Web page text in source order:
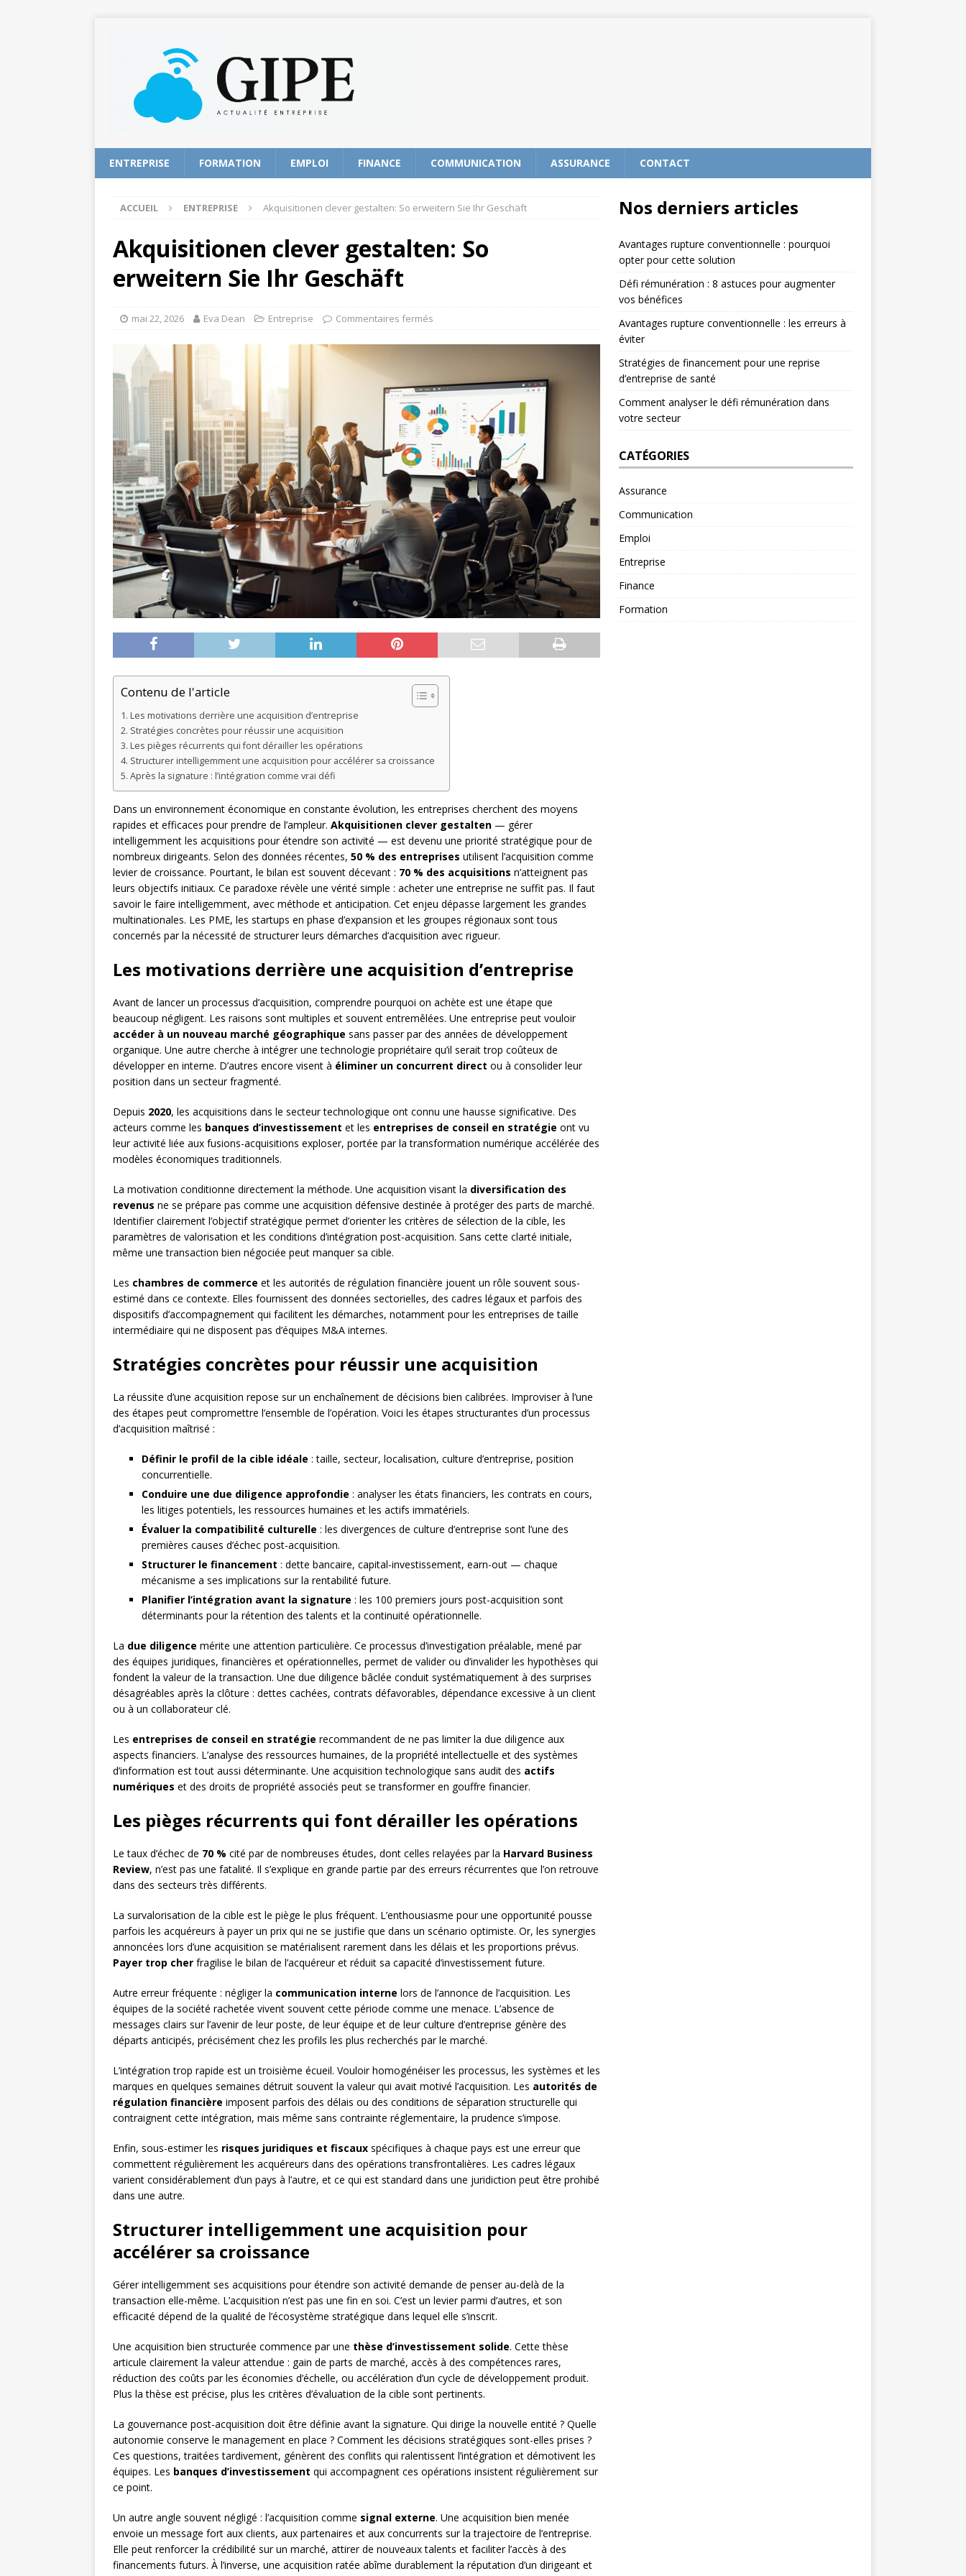
ENTREPRISE FORMATION EMPLOI FINANCE COMMUNICATION ASSURANCE CONTACT
ACCUEIL ENTREPRISE Akquisitionen clever gestalten: So erweitern Sie Ihr Geschäft
Akquisitionen clever gestalten: So
erweitern Sie Ihr Geschäft
mai 22, 2026 Eva Dean Entreprise Commentaires fermés
Contenu de l'article
Les motivations derrière une acquisition d’entreprise
Stratégies concrètes pour réussir une acquisition
Les pièges récurrents qui font dérailler les opérations
Structurer intelligemment une acquisition pour accélérer sa croissance
Après la signature : l’intégration comme vrai défi
Dans un environnement économique en constante évolution, les entreprises cherchent des moyens
rapides et efficaces pour prendre de l’ampleur. Akquisitionen clever gestalten — gérer
intelligemment les acquisitions pour étendre son activité — est devenu une priorité stratégique pour de
nombreux dirigeants. Selon des données récentes, 50 % des entreprises utilisent l’acquisition comme
levier de croissance. Pourtant, le bilan est souvent décevant : 70 % des acquisitions n’atteignent pas
leurs objectifs initiaux. Ce paradoxe révèle une vérité simple : acheter une entreprise ne suffit pas. Il faut
savoir le faire intelligemment, avec méthode et anticipation. Cet enjeu dépasse largement les grandes
multinationales. Les PME, les startups en phase d’expansion et les groupes régionaux sont tous
concernés par la nécessité de structurer leurs démarches d’acquisition avec rigueur.
Les motivations derrière une acquisition d’entreprise
Avant de lancer un processus d’acquisition, comprendre pourquoi on achète est une étape que
beaucoup négligent. Les raisons sont multiples et souvent entremêlées. Une entreprise peut vouloir
accéder à un nouveau marché géographique sans passer par des années de développement
organique. Une autre cherche à intégrer une technologie propriétaire qu’il serait trop coûteux de
développer en interne. D’autres encore visent à éliminer un concurrent direct ou à consolider leur
position dans un secteur fragmenté.
Depuis 2020, les acquisitions dans le secteur technologique ont connu une hausse significative. Des
acteurs comme les banques d’investissement et les entreprises de conseil en stratégie ont vu
leur activité liée aux fusions-acquisitions exploser, portée par la transformation numérique accélérée des
modèles économiques traditionnels.
La motivation conditionne directement la méthode. Une acquisition visant la diversification des
revenus ne se prépare pas comme une acquisition défensive destinée à protéger des parts de marché.
Identifier clairement l’objectif stratégique permet d’orienter les critères de sélection de la cible, les
paramètres de valorisation et les conditions d’intégration post-acquisition. Sans cette clarté initiale,
même une transaction bien négociée peut manquer sa cible.
Les chambres de commerce et les autorités de régulation financière jouent un rôle souvent sous-
estimé dans ce contexte. Elles fournissent des données sectorielles, des cadres légaux et parfois des
dispositifs d’accompagnement qui facilitent les démarches, notamment pour les entreprises de taille
intermédiaire qui ne disposent pas d’équipes M&A internes.
Stratégies concrètes pour réussir une acquisition
La réussite d’une acquisition repose sur un enchaînement de décisions bien calibrées. Improviser à l’une
des étapes peut compromettre l’ensemble de l’opération. Voici les étapes structurantes d’un processus
d’acquisition maîtrisé :
Définir le profil de la cible idéale : taille, secteur, localisation, culture d’entreprise, position
concurrentielle.
Conduire une due diligence approfondie : analyser les états financiers, les contrats en cours,
les litiges potentiels, les ressources humaines et les actifs immatériels.
Évaluer la compatibilité culturelle : les divergences de culture d’entreprise sont l’une des
premières causes d’échec post-acquisition.
Structurer le financement : dette bancaire, capital-investissement, earn-out — chaque
mécanisme a ses implications sur la rentabilité future.
Planifier l’intégration avant la signature : les 100 premiers jours post-acquisition sont
déterminants pour la rétention des talents et la continuité opérationnelle.
La due diligence mérite une attention particulière. Ce processus d’investigation préalable, mené par
des équipes juridiques, financières et opérationnelles, permet de valider ou d’invalider les hypothèses qui
fondent la valeur de la transaction. Une due diligence bâclée conduit systématiquement à des surprises
désagréables après la clôture : dettes cachées, contrats défavorables, dépendance excessive à un client
ou à un collaborateur clé.
Les entreprises de conseil en stratégie recommandent de ne pas limiter la due diligence aux
aspects financiers. L’analyse des ressources humaines, de la propriété intellectuelle et des systèmes
d’information est tout aussi déterminante. Une acquisition technologique sans audit des actifs
numériques et des droits de propriété associés peut se transformer en gouffre financier.
Les pièges récurrents qui font dérailler les opérations
Le taux d’échec de 70 % cité par de nombreuses études, dont celles relayées par la Harvard Business
Review, n’est pas une fatalité. Il s’explique en grande partie par des erreurs récurrentes que l’on retrouve
dans des secteurs très différents.
La survalorisation de la cible est le piège le plus fréquent. L’enthousiasme pour une opportunité pousse
parfois les acquéreurs à payer un prix qui ne se justifie que dans un scénario optimiste. Or, les synergies
annoncées lors d’une acquisition se matérialisent rarement dans les délais et les proportions prévus.
Payer trop cher fragilise le bilan de l’acquéreur et réduit sa capacité d’investissement future.
Autre erreur fréquente : négliger la communication interne lors de l’annonce de l’acquisition. Les
équipes de la société rachetée vivent souvent cette période comme une menace. L’absence de
messages clairs sur l’avenir de leur poste, de leur équipe et de leur culture d’entreprise génère des
départs anticipés, précisément chez les profils les plus recherchés par le marché.
L’intégration trop rapide est un troisième écueil. Vouloir homogénéiser les processus, les systèmes et les
marques en quelques semaines détruit souvent la valeur qui avait motivé l’acquisition. Les autorités de
régulation financière imposent parfois des délais ou des conditions de séparation structurelle qui
contraignent cette intégration, mais même sans contrainte réglementaire, la prudence s’impose.
Enfin, sous-estimer les risques juridiques et fiscaux spécifiques à chaque pays est une erreur que
commettent régulièrement les acquéreurs dans des opérations transfrontalières. Les cadres légaux
varient considérablement d’un pays à l’autre, et ce qui est standard dans une juridiction peut être prohibé
dans une autre.
Structurer intelligemment une acquisition pour
accélérer sa croissance
Gérer intelligemment ses acquisitions pour étendre son activité demande de penser au-delà de la
transaction elle-même. L’acquisition n’est pas une fin en soi. C’est un levier parmi d’autres, et son
efficacité dépend de la qualité de l’écosystème stratégique dans lequel elle s’inscrit.
Une acquisition bien structurée commence par une thèse d’investissement solide. Cette thèse
articule clairement la valeur attendue : gain de parts de marché, accès à des compétences rares,
réduction des coûts par les économies d’échelle, ou accélération d’un cycle de développement produit.
Plus la thèse est précise, plus les critères d’évaluation de la cible sont pertinents.
La gouvernance post-acquisition doit être définie avant la signature. Qui dirige la nouvelle entité ? Quelle
autonomie conserve le management en place ? Comment les décisions stratégiques sont-elles prises ?
Ces questions, traitées tardivement, génèrent des conflits qui ralentissent l’intégration et démotivent les
équipes. Les banques d’investissement qui accompagnent ces opérations insistent régulièrement sur
ce point.
Un autre angle souvent négligé : l’acquisition comme signal externe. Une acquisition bien menée
envoie un message fort aux clients, aux partenaires et aux concurrents sur la trajectoire de l’entreprise.
Elle peut renforcer la crédibilité sur un marché, attirer de nouveaux talents et faciliter l’accès à des
financements futurs. À l’inverse, une acquisition ratée abîme durablement la réputation d’un dirigeant et
Nos derniers articles
Avantages rupture conventionnelle : pourquoi
opter pour cette solution
Défi rémunération : 8 astuces pour augmenter
vos bénéfices
Avantages rupture conventionnelle : les erreurs à
éviter
Stratégies de financement pour une reprise
d’entreprise de santé
Comment analyser le défi rémunération dans
votre secteur
CATÉGORIES
Assurance
Communication
Emploi
Entreprise
Finance
Formation